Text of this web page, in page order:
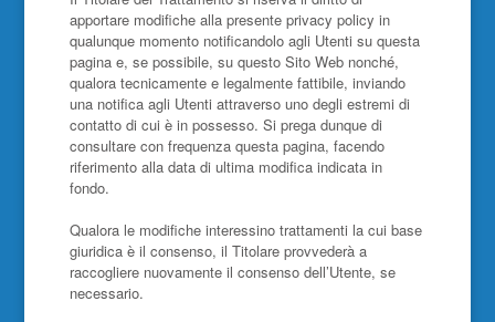
apportare modifiche alla presente privacy policy in
qualunque momento notificandolo agli Utenti su questa
pagina e, se possibile, su questo Sito Web nonché,
qualora tecnicamente e legalmente fattibile, inviando
una notifica agli Utenti attraverso uno degli estremi di
contatto di cui è in possesso. Si prega dunque di
consultare con frequenza questa pagina, facendo
riferimento alla data di ultima modifica indicata in
fondo.
Qualora le modifiche interessino trattamenti la cui base
giuridica è il consenso, il Titolare provvederà a
raccogliere nuovamente il consenso dell’Utente, se
necessario.